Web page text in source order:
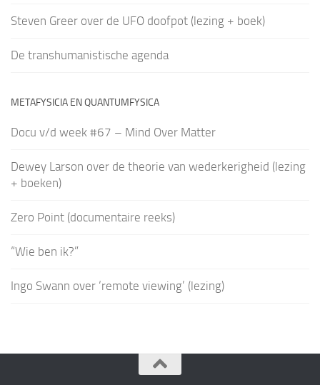
Steven Greer over de UFO doofpot (lezing + boek)
De transhumanistische agenda
METAFYSICIA EN QUANTUMFYSICA
Docu v/d week #67 – Mind Over Matter
Dewey Larson over de theorie van wederkerigheid (lezing
+ boeken)
Zero Point (documentaire reeks)
“Wie ben ik?”
Ingo Swann over ‘remote viewing’ (lezing)